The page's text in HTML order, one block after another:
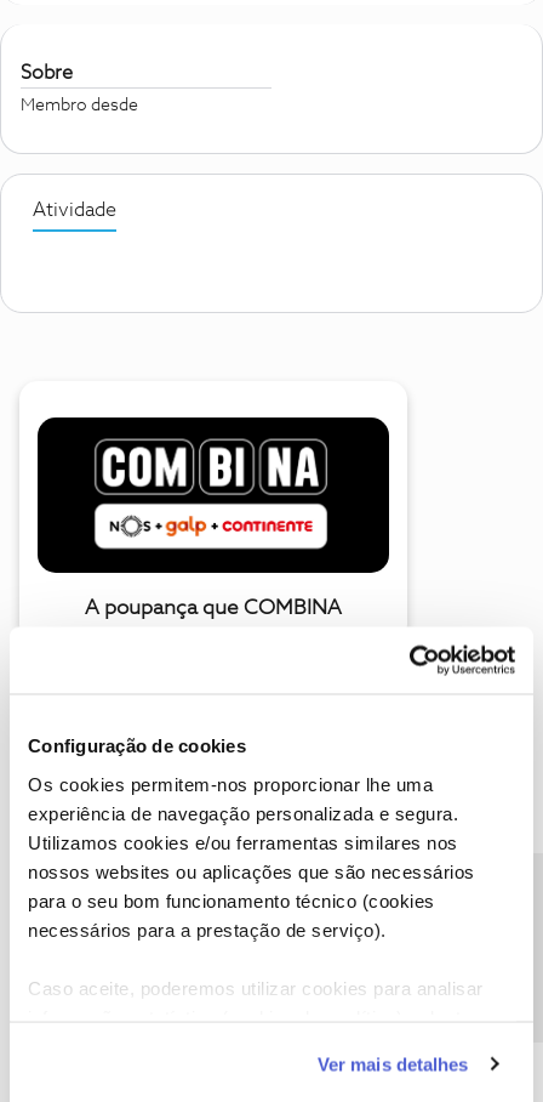
Configuração de cookies
Os cookies permitem-nos proporcionar lhe uma
experiência de navegação personalizada e segura.
Utilizamos cookies e/ou ferramentas similares nos
nossos websites ou aplicações que são necessários
para o seu bom funcionamento técnico (cookies
necessários para a prestação de serviço).
Caso aceite, poderemos utilizar cookies para analisar
funcionalidades (cookies de personalização e
Ver mais detalhes
Sobre
Membro desde
Atividade
A poupança que COMBINA
Descubra as novidades de junho